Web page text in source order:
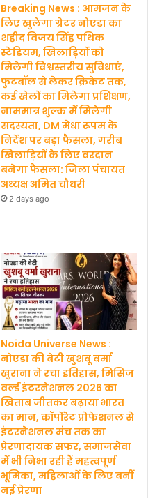
Breaking News : आमजन के
लिए खुलेगा ग्रेटर नोएडा का
शहीद विजय सिंह पथिक
स्टेडियम, खिलाड़ियों को
मिलेगी विश्वस्तरीय सुविधाएं,
फुटबॉल से लेकर क्रिकेट तक,
कई खेलों का मिलेगा प्रशिक्षण,
नाममात्र शुल्क में मिलेगी
सदस्यता, DM मेधा रूपम के
निर्देश पर बड़ा फैसला, गरीब
खिलाड़ियों के लिए वरदान
बनेगा फैसला: जिला पंचायत
अध्यक्ष अमित चौधरी
2 days ago
Noida Universe News :
नोएडा की बेटी खुशबू वर्मा
खुराना ने रचा इतिहास, मिसिज
वर्ल्ड इंटरनेशनल 2026 का
खिताब जीतकर बढ़ाया भारत
का मान, कॉर्पोरेट प्रोफेशनल से
इंटरनेशनल मंच तक का
प्रेरणादायक सफर, समाजसेवा
में भी निभा रही हैं महत्वपूर्ण
भूमिका, महिलाओं के लिए बनीं
नई प्रेरणा